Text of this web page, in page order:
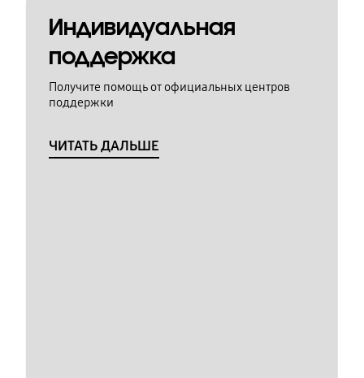
Индивидуальная
поддержка
Получите помощь от официальных центров
поддержки
ЧИТАТЬ ДАЛЬШЕ